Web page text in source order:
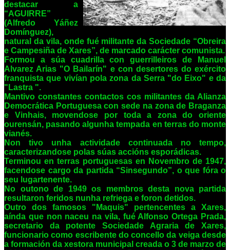
destacar a
“AGUIRRE”
(Alfredo Yáñez
Domínguez),
natural da vila, onde fué militante da Sociedade “Obreira
e Campesiña de Xares”, de marcado carácter comunista.
Formou a súa cuadrilla con guerrilleiros de Manuel
Alvarez Arias "O Bailarín" e con desertores do exército
franquista que vivían pola zona da Serra "do Eixo" e da
"Lastra ".
Mantivo constantes contactos cos militantes da Alianza
Democrática Portuguesa con sede na zona de Braganza
e Vinhais, movendose por toda a zona do oriente
ourensán, pasando algunha tempada en terras do monte
vianés.
Non tivo unha actividade continuada no tempo,
caracterizandose polas súas accións esporádicas.
Terminou en terras portuguesas en Novembro de 1947,
facendose cargo da partida “Sinsegundo”, o que fóra o
seu lugartenente.
No outono de 1949 os membros desta nova partida
resultaron feridos nunha refriega e foron detidos.
Outro dos famosos "Maquis" pertencentes a Xares,
aínda que non naceu na vila, fué Alfonso Ortega Prada,
secretario da potente Sociedade Agraria de Xares,
funcionario como escribente do concello da veiga desde
a formación da xestora municipal creada o 3 de marzo de